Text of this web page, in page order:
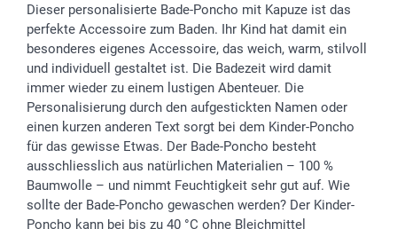
Investor Relations
B2B smartbusiness
Widerrufsrecht
Geburtstag
Geburt
Zu allen Anlässen
Anmelden /Registrieren
Sitemap
Status der Bestellung
smartfriends
smartgarantie
smartbonus
Dieser personalisierte Bade-Poncho mit Kapuze ist das
perfekte Accessoire zum Baden. Ihr Kind hat damit ein
besonderes eigenes Accessoire, das weich, warm, stilvoll
und individuell gestaltet ist. Die Badezeit wird damit
immer wieder zu einem lustigen Abenteuer. Die
Personalisierung durch den aufgestickten Namen oder
einen kurzen anderen Text sorgt bei dem Kinder-Poncho
für das gewisse Etwas. Der Bade-Poncho besteht
ausschliesslich aus natürlichen Materialien – 100 %
Baumwolle – und nimmt Feuchtigkeit sehr gut auf. Wie
sollte der Bade-Poncho gewaschen werden? Der Kinder-
Poncho kann bei bis zu 40 °C ohne Bleichmittel